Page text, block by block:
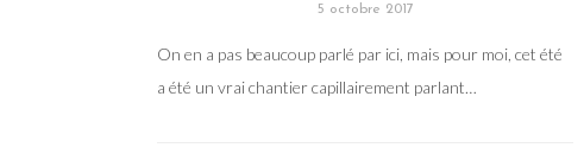
5 octobre 2017
On en a pas beaucoup parlé par ici, mais pour moi, cet été
a été un vrai chantier capillairement parlant…